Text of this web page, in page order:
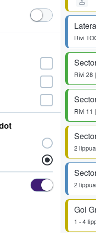
Rivi
Rivi 28
Rivi 11
2 lippua
2 lippua
Gol
1 - 4